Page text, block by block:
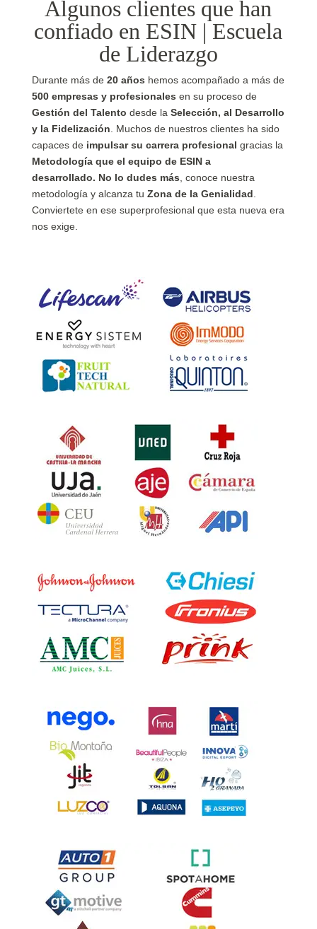
Algunos clientes que han
confiado en ESIN | Escuela
de Liderazgo
Durante más de 20 años hemos acompañado a más de
500 empresas y profesionales en su proceso de
Gestión del Talento desde la Selección, al Desarrollo
y la Fidelización . Muchos de nuestros clientes ha sido
capaces de impulsar su carrera profesional gracias la
Metodología que el equipo de ESIN a
desarrollado. No lo dudes más , conoce nuestra
metodología y alcanza tu Zona de la Genialidad
Conviertete en ese superprofesional que esta nueva era
nos exige.